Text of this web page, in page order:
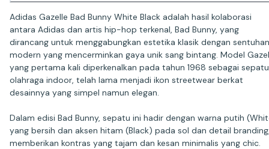
Adidas Gazelle Bad Bunny White Black adalah hasil kolaborasi
antara Adidas dan artis hip-hop terkenal, Bad Bunny, yang
dirancang untuk menggabungkan estetika klasik dengan sentuhan
modern yang mencerminkan gaya unik sang bintang. Model
yang pertama kali diperkenalkan pada tahun 1968 sebagai sepatu
olahraga indoor, telah lama menjadi ikon streetwear berkat
desainnya yang simpel namun elegan.
Dalam edisi Bad Bunny, sepatu ini hadir dengan warna putih
yang bersih dan aksen hitam (Black) pada sol dan detail
memberikan kontras yang tajam dan kesan minimalis yang chic.